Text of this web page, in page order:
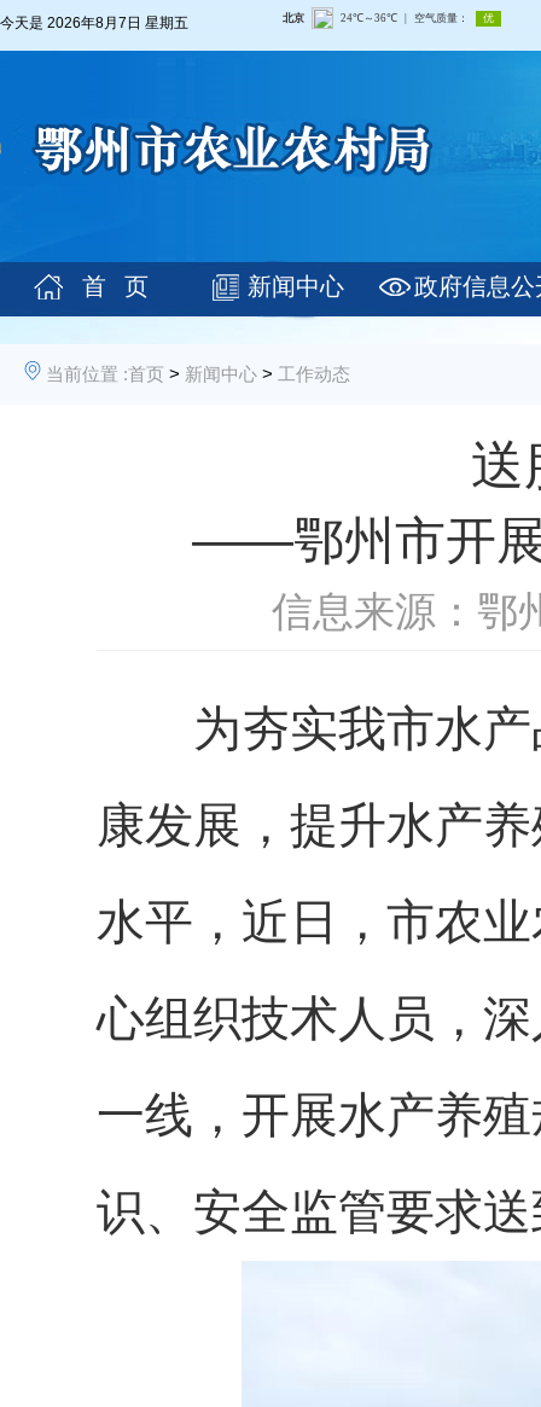
今天是 2026年8月7日 星期五
首 页 新闻中心 政府信息公
当前位置 :首页 > 新闻中心 > 工作动态
送
——鄂州市开展
信息来源：鄂
为夯实我市水产
康发展，提升水产
水平，近日，市农
心组织技术人员，
一线，开展水产养
识、安全监管要求